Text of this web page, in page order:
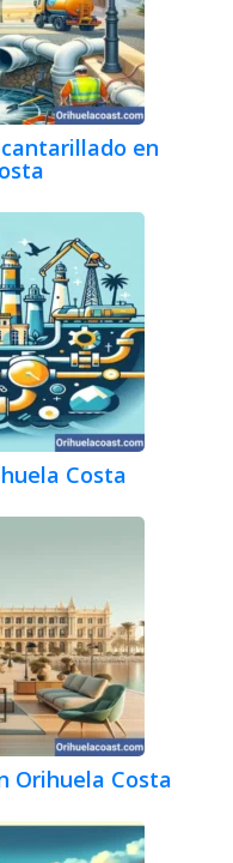
en
Costa
Orihuela Costa